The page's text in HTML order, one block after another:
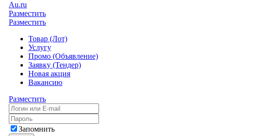
Au.ru
Разместить
Разместить
Товар (Лот)
Услугу
Промо (Объявление)
Заявку (Тендер)
Новая акция
Вакансию
Разместить
Запомнить